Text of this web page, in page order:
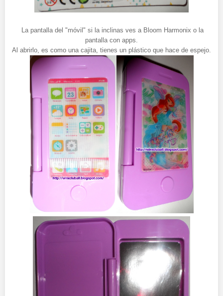
La pantalla del "móvil" si la inclinas ves a Bloom Harmonix o la
pantalla con apps.
Al abrirlo, es como una cajita, tienes un plástico que hace de espejo.